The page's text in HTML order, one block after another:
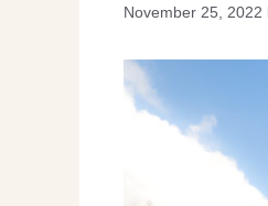
November 25, 2022